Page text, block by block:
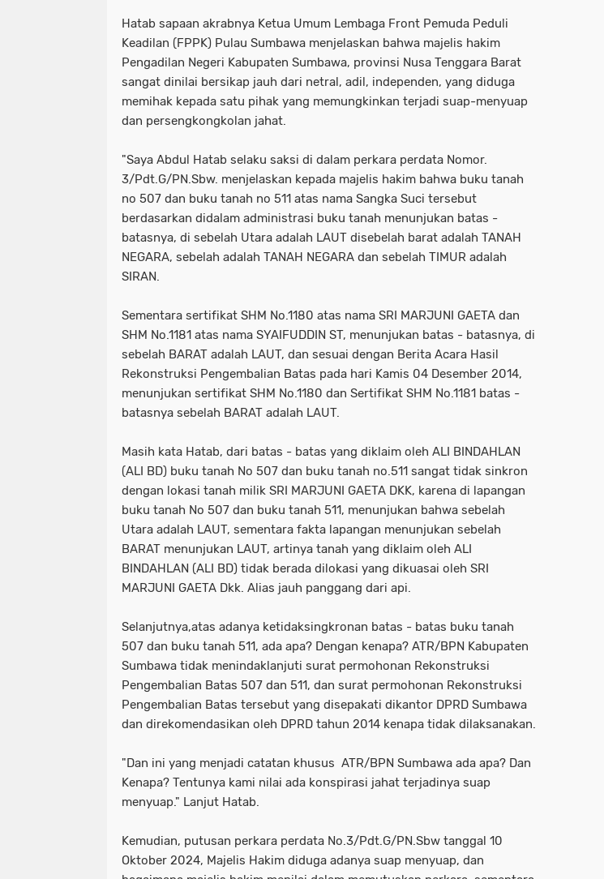
Hatab sapaan akrabnya Ketua Umum Lembaga Front Pemuda Peduli
Keadilan (FPPK) Pulau Sumbawa menjelaskan bahwa majelis hakim
Pengadilan Negeri Kabupaten Sumbawa, provinsi Nusa Tenggara Barat
sangat dinilai bersikap jauh dari netral, adil, independen, yang diduga
memihak kepada satu pihak yang memungkinkan terjadi suap-menyuap
dan persengkongkolan jahat.
"Saya Abdul Hatab selaku saksi di dalam perkara perdata Nomor.
3/Pdt.G/PN.Sbw. menjelaskan kepada majelis hakim bahwa buku tanah
no 507 dan buku tanah no 511 atas nama Sangka Suci tersebut
berdasarkan didalam administrasi buku tanah menunjukan batas -
batasnya, di sebelah Utara adalah LAUT disebelah barat adalah TANAH
NEGARA, sebelah adalah TANAH NEGARA dan sebelah TIMUR adalah
SIRAN.
Sementara sertifikat SHM No.1180 atas nama SRI MARJUNI GAETA dan
SHM No.1181 atas nama SYAIFUDDIN ST, menunjukan batas - batasnya, di
sebelah BARAT adalah LAUT, dan sesuai dengan Berita Acara Hasil
Rekonstruksi Pengembalian Batas pada hari Kamis 04 Desember 2014,
menunjukan sertifikat SHM No.1180 dan Sertifikat SHM No.1181 batas -
batasnya sebelah BARAT adalah LAUT.
Masih kata Hatab, dari batas - batas yang diklaim oleh ALI BINDAHLAN
(ALI BD) buku tanah No 507 dan buku tanah no.511 sangat tidak sinkron
dengan lokasi tanah milik SRI MARJUNI GAETA DKK, karena di lapangan
buku tanah No 507 dan buku tanah 511, menunjukan bahwa sebelah
Utara adalah LAUT, sementara fakta lapangan menunjukan sebelah
BARAT menunjukan LAUT, artinya tanah yang diklaim oleh ALI
BINDAHLAN (ALI BD) tidak berada dilokasi yang dikuasai oleh SRI
MARJUNI GAETA Dkk. Alias jauh panggang dari api.
Selanjutnya,atas adanya ketidaksingkronan batas - batas buku tanah
507 dan buku tanah 511, ada apa? Dengan kenapa? ATR/BPN Kabupaten
Sumbawa tidak menindaklanjuti surat permohonan Rekonstruksi
Pengembalian Batas 507 dan 511, dan surat permohonan Rekonstruksi
Pengembalian Batas tersebut yang disepakati dikantor DPRD Sumbawa
dan direkomendasikan oleh DPRD tahun 2014 kenapa tidak dilaksanakan.
"Dan ini yang menjadi catatan khusus ATR/BPN Sumbawa ada apa? Dan
Kenapa? Tentunya kami nilai ada konspirasi jahat terjadinya suap
menyuap." Lanjut Hatab.
Kemudian, putusan perkara perdata No.3/Pdt.G/PN.Sbw tanggal 10
Oktober 2024, Majelis Hakim diduga adanya suap menyuap, dan